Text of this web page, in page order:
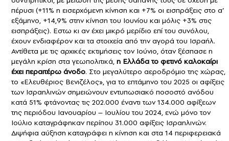
πέρυσι (+11% η εισερχόμενη κίνηση και +7% οι εισπράξεις στο α’
εξάμηνο, +14,9% στην κίνηση του Ιουνίου και μόλις +3% στις
εισπράξεις). Εστω κι αν έχει μικρό μερίδιο επί του συνόλου,
έχουν ενδιαφέρον και τα στοιχεία από την αγορά του Ισραήλ.
Αντίθετα με τις αρχικές εκτιμήσεις τον Ιούνιο, όταν ξέσπασε η
μεγάλη κρίση στα γεωπολιτικά, η Ελλάδα το φετινό καλοκαίρι
έχει περαιτέρω άνοδο. Στο μεγαλύτερο αεροδρόμιο της χώρας,
το «Ελευθέριος Βενιζέλος», για το επτάμηνο του 2025 οι αφίξεις
των Ισραηλινών σημειώνουν εντυπωσιακό ποσοστό ανόδου
κατά 51% φτάνοντας τις 202.000 έναντι των 134.000 αφίξεων
της περιόδου Ιανουαρίου – Ιουλίου του 2024, ενώ μόνο τον
Ιούλιο καταγράφηκαν περίπου 31.000 αφίξεις Ισραηλινών.
Διψήφια αύξηση καταγράφει η κίνηση και στα 14 περιφερειακά